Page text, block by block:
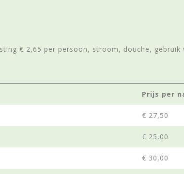
€ 2,65 per persoon, stroom, douche, gebruik
Prijs per
€ 27,50
€ 25,00
€ 30,00